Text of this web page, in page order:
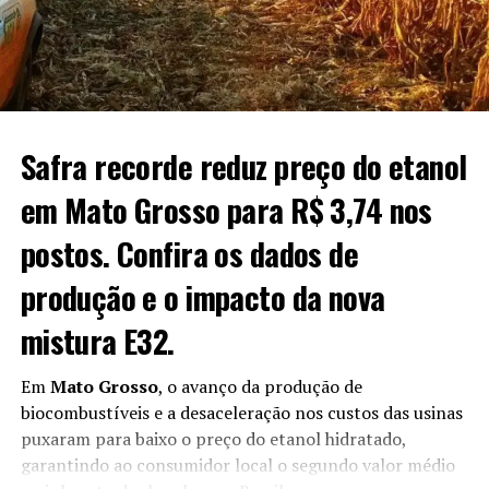
operacionais provocadas pelas chuvas, enquanto parte
das áreas mais avançadas já inicia fases reprodutivas e de
floração.
Fonte:Estadão Conteúdo
O post
Chuvas dificultam manejo, mas trigo avança bem
no Rio Grande do Sulapareceu primeiro emCanal Rural.
Safra recorde reduz preço do etanol
em Mato Grosso para R$ 3,74 nos
postos. Confira os dados de
produção e o impacto da nova
mistura E32.
EmMato Grosso, o avanço da produção de
biocombustíveis e a desaceleração nos custos das usinas
puxaram para baixo o preço do etanol hidratado,
garantindo ao consumidor local o segundo valor médio